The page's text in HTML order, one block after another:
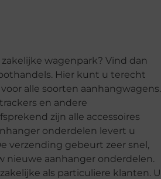
wagenpark? Vind dan
Hier kunt u terecht
alle soorten aanhangwagens.
en andere
zijn alle accessoires
onderdelen levert u
verzending gebeurt zeer snel,
aanhanger onderdelen.
als particuliere klanten. U